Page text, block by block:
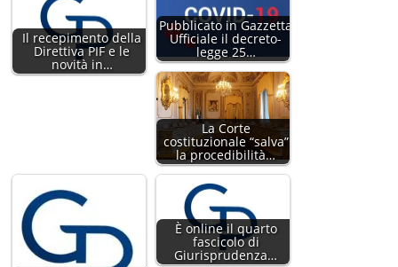
Il recepimento della
Direttiva PIF e le
novità in…
Pubblicato in Gazzetta
Ufficiale il decreto-
legge 25…
La Corte
costituzionale “salva”
la procedibilità…
È online il quarto
fascicolo di
Giurisprudenza…